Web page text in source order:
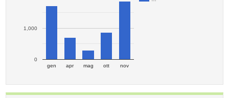
gen apr mag ott nov
0
1,000